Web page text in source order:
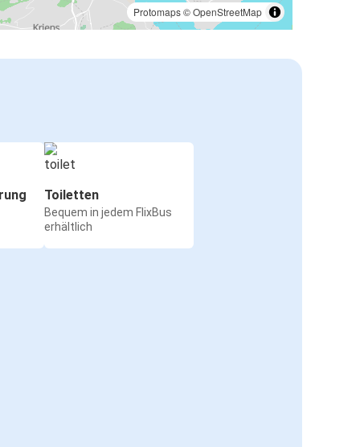
Protomaps©OpenStreetMap
Toiletten
Bequem in jedem FlixBus
erhältlich